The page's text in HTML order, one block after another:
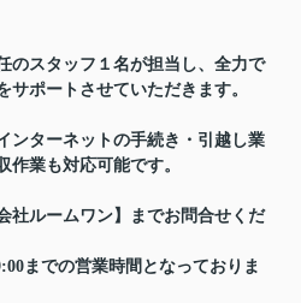
のスタッフ１名が担当し、全力で
サポートさせていただきます。
ンターネットの手続き・引越し業
作業も対応可能です。
社ルームワン】までお問合せくだ
までの営業時間となっておりま